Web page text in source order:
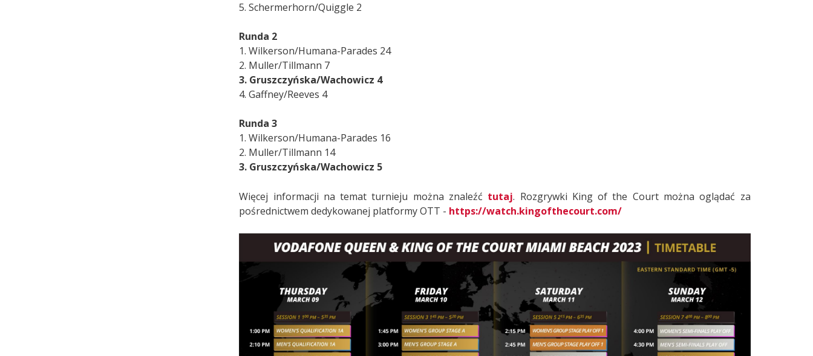
5. Schermerhorn/Quiggle 2
Runda 2
1. Wilkerson/Humana-Parades 24
2. Muller/Tillmann 7
3. Gruszczyńska/Wachowicz 4
4. Gaffney/Reeves 4
Runda 3
1. Wilkerson/Humana-Parades 16
2. Muller/Tillmann 14
3. Gruszczyńska/Wachowicz 5
Więcej informacji na temat turnieju można znaleźć tutaj. Rozgrywki King of the Court można oglądać za
pośrednictwem dedykowanej platformy OTT - https://watch.kingofthecourt.com/